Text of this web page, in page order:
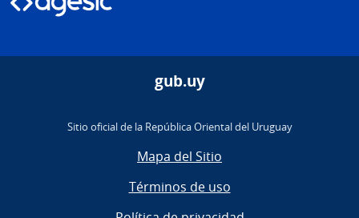
gub.uy
Sitio oficial de la República Oriental del Uruguay
Mapa del Sitio
Términos de uso